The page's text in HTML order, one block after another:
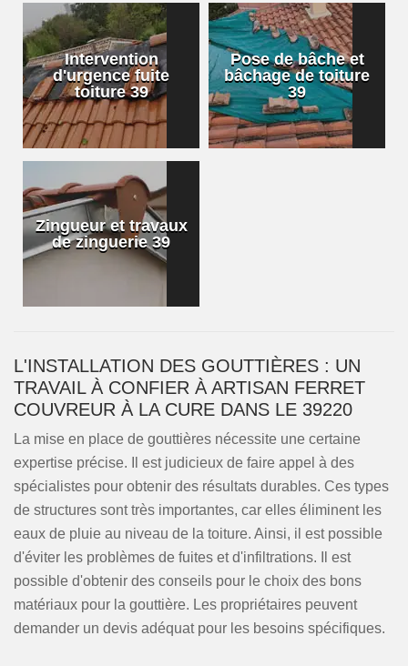
Intervention
d'urgence fuite
toiture 39
Pose de bâche et
bâchage de toiture
39
Zingueur et travaux
de zinguerie 39
L'INSTALLATION DES GOUTTIÈRES : UN
TRAVAIL À CONFIER À ARTISAN FERRET
COUVREUR À LA CURE DANS LE 39220
La mise en place de gouttières nécessite une certaine
expertise précise. Il est judicieux de faire appel à des
spécialistes pour obtenir des résultats durables. Ces types
de structures sont très importantes, car elles éliminent les
eaux de pluie au niveau de la toiture. Ainsi, il est possible
d'éviter les problèmes de fuites et d'infiltrations. Il est
possible d'obtenir des conseils pour le choix des bons
matériaux pour la gouttière. Les propriétaires peuvent
demander un devis adéquat pour les besoins spécifiques.